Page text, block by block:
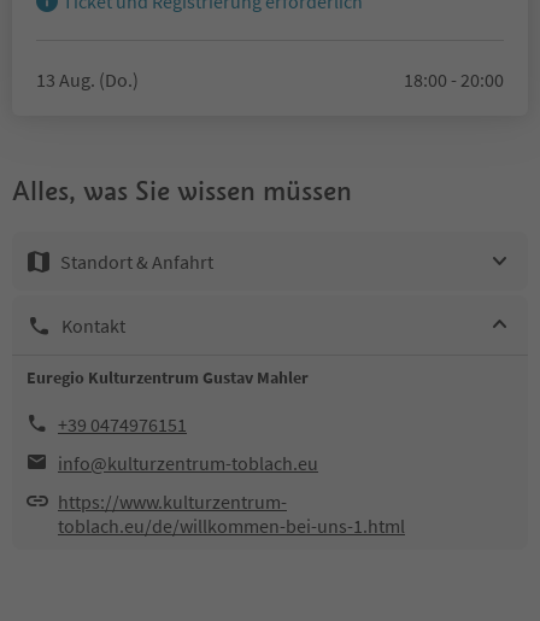
13 Aug. (Do.) 18:00 - 20:00
Alles, was Sie wissen müssen
Standort & Anfahrt
Kontakt
Euregio Kulturzentrum Gustav Mahler
+39 0474976151
info@kulturzentrum-toblach.eu
https://www.kulturzentrum-
toblach.eu/de/willkommen-bei-uns-1.html